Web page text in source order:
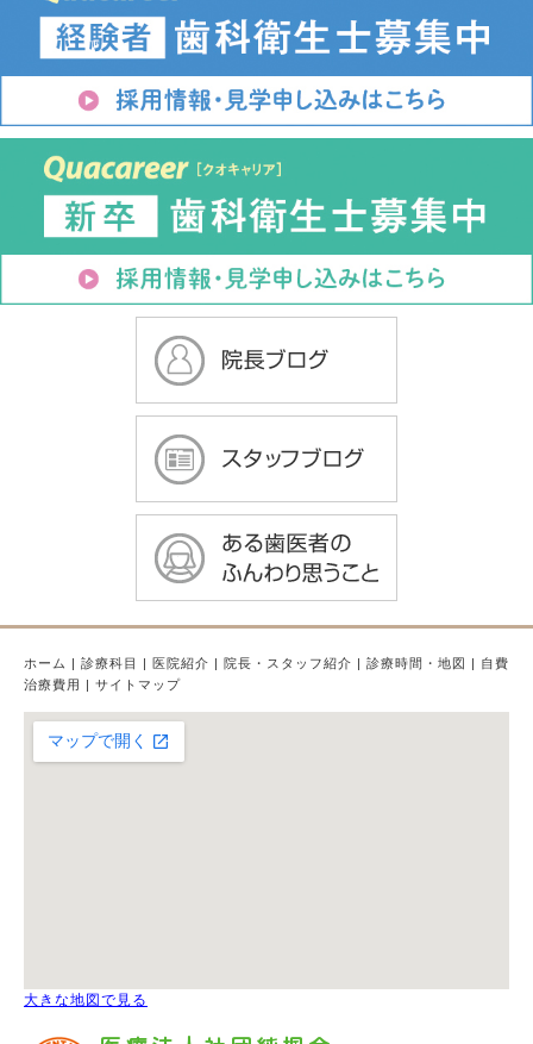
ホーム 診療科目 医院紹介 院長・スタッフ紹介 診療時間・地図
自費
治療費用
サイトマップ
大きな地図で見る